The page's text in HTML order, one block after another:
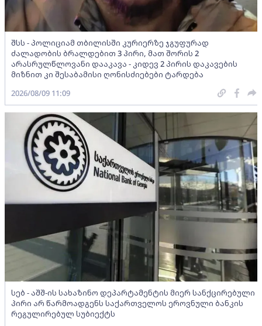
შსს - პოლიციამ თბილისში კურიერზე ჯგუფურად
ძალადობის ბრალდებით 3 პირი, მათ შორის 2
არასრულწლოვანი დააკავა - კიდევ 2 პირის დაკავების
მიზნით კი შესაბამისი ღონისძიებები ტარდება
2026/08/09 11:09
სებ - აშშ-ის სახაზინო დეპარტამენტის მიერ სანქცირებული
პირი არ წარმოადგენს საქართველოს ეროვნული ბანკის
რეგულირებულ სუბიექტს